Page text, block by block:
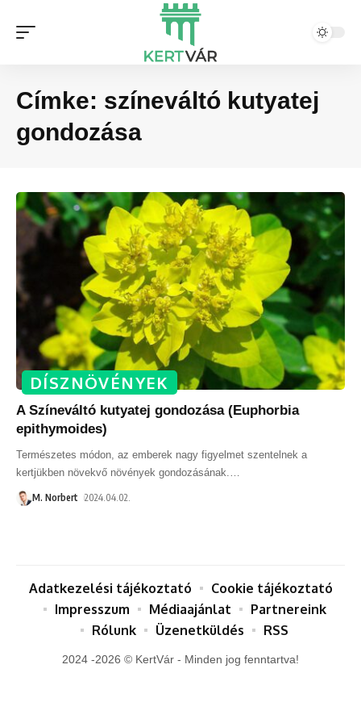
Címke: színeváltó kutyatej
gondozása
DÍSZNÖVÉNYEK
A Színeváltó kutyatej gondozása (Euphorbia
epithymoides)
Természetes módon, az emberek nagy figyelmet szentelnek a
kertjükben növekvő növények gondozásának.
M. Norbert 2024.04.02.
2024 -2026 © KertVár - Minden jog fenntartva!
Adatkezelési tájékoztató
Cookie tájékoztató
Impresszum
Médiaajánlat
Partnereink
Rólunk
Üzenetküldés RSS